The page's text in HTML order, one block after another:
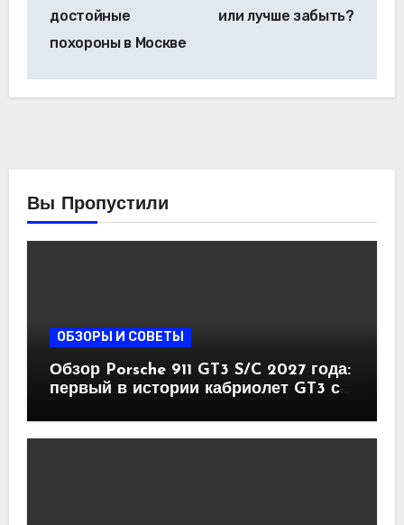
записям
достойные
похороны в Москве
или лучше забыть?
Вы Пропустили
ОБЗОРЫ И СОВЕТЫ
Обзор Porsche 911 GT3 S/C 2027 года:
первый в истории кабриолет GT3 с
оппозитом